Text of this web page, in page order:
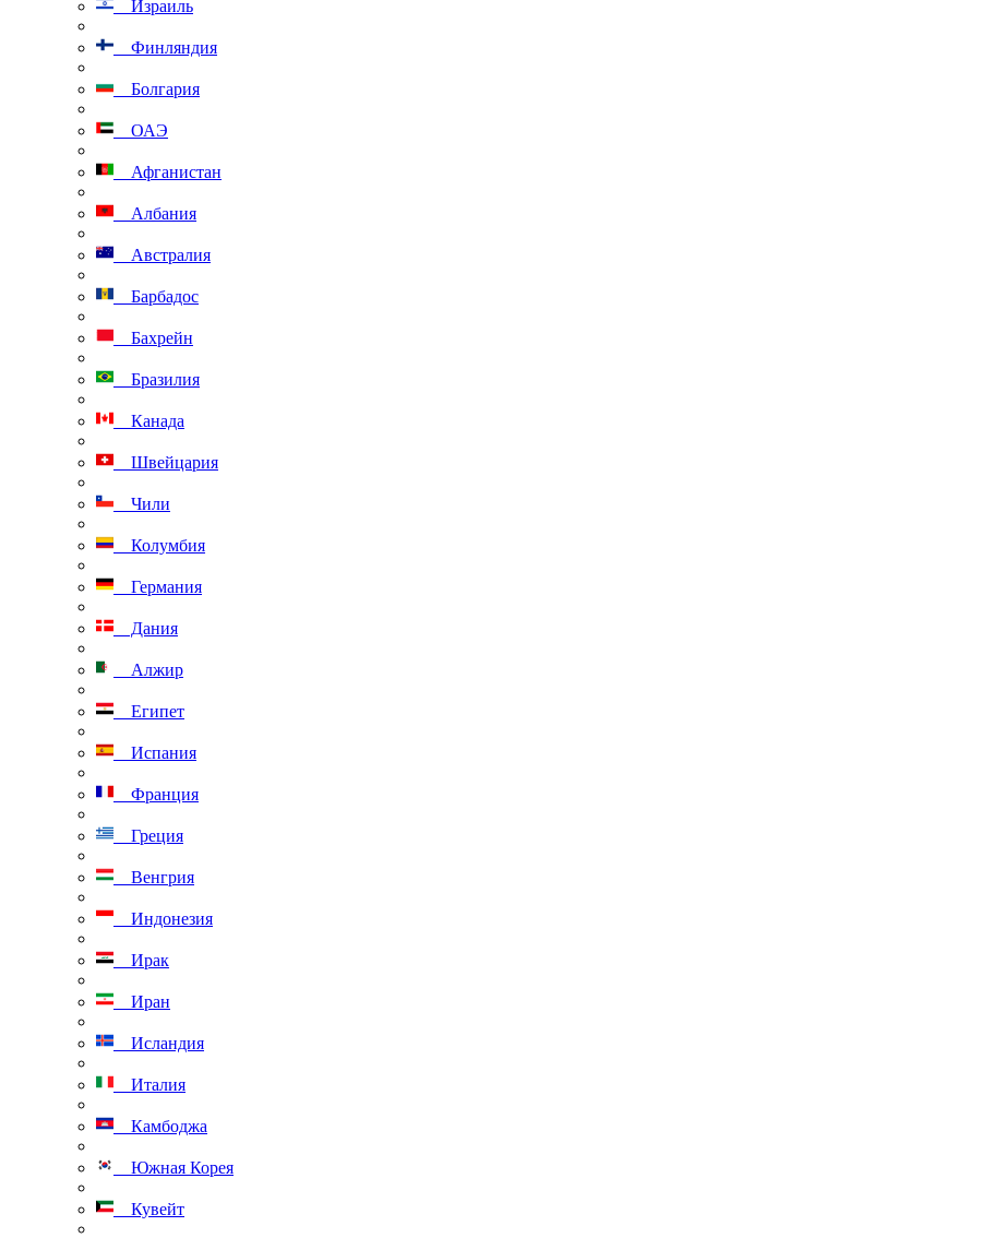
Израиль
Финляндия
Болгария
ОАЭ
Афганистан
Албания
Австралия
Барбадос
Бахрейн
Бразилия
Канада
Швейцария
Чили
Колумбия
Германия
Дания
Алжир
Египет
Испания
Франция
Греция
Венгрия
Индонезия
Ирак
Иран
Исландия
Италия
Камбоджа
Южная Корея
Кувейт